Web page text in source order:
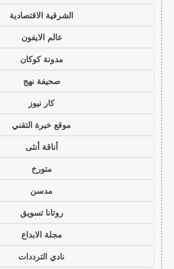
الشرقية الاقتصادية
عالم الايفون
مدونة كوكان
صحيفة نهج
كار نيوز
موقع خبرة التقني
أناقة أنثى
متورخ
مدسن
روتانا تسويق
مجلة الابداع
نادي الترددات